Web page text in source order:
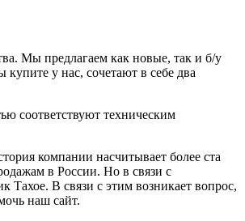
Мы предлагаем как новые, так и б/у
купите у нас, сочетают в себе два
соответствуют техническим
компании насчитывает более ста
в России. Но в связи с
Тахое. В связи с этим возникает вопрос,
наш сайт.